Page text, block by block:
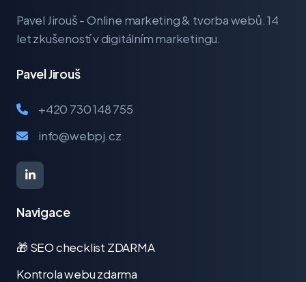
Pavel Jirouš - Online marketing & tvorba webů. 14
let zkušeností v digitálním marketingu.
Pavel Jirouš
+420 730 148 755
info@webpj.cz
Navigace
🎁 SEO checklist ZDARMA
Kontrola webu zdarma